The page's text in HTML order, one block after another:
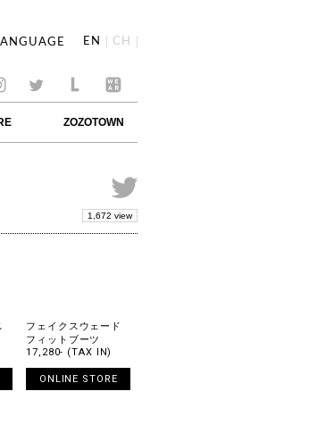
EN CH
ZOZOTOWN
1,672 view
フェイクスウェード
フィットブーツ
17,280- (TAX IN)
ONLINE STORE